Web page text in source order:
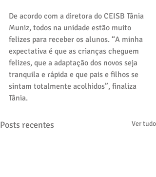
De acordo com a diretora do CEISB Tânia
Muniz, todos na unidade estão muito
felizes para receber os alunos. “A minha
expectativa é que as crianças cheguem
felizes, que a adaptação dos novos seja
tranquila e rápida e que pais e filhos se
sintam totalmente acolhidos”, finaliza
Tânia.
Posts recentes Ver tudo